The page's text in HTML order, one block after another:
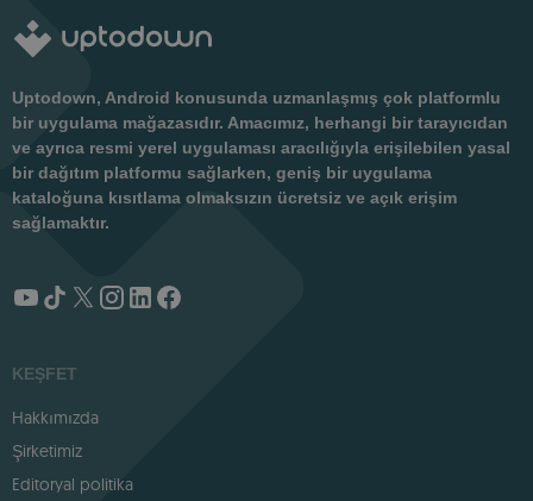
Uptodown, Android konusunda uzmanlaşmış çok platformlu
bir uygulama mağazasıdır. Amacımız, herhangi bir tarayıcıdan
ve ayrıca resmi yerel uygulaması aracılığıyla erişilebilen yasal
bir dağıtım platformu sağlarken, geniş bir uygulama
kataloğuna kısıtlama olmaksızın ücretsiz ve açık erişim
sağlamaktır.
KEŞFET
Hakkımızda
Şirketimiz
Editoryal politika